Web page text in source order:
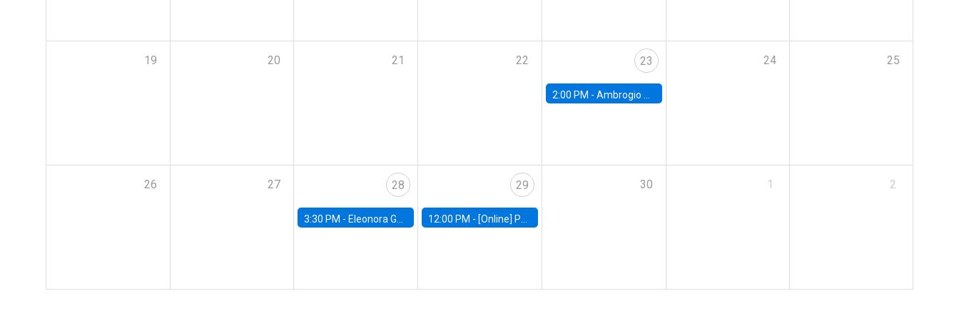
19 20 21 22 23
2:00 PM - Ambrogio Cesa-Bianchi, Bank of England
24 25
26 27 28
3:30 PM - Eleonora Guarnieri, Exeter University
29
12:00 PM - [Online] Pablo Slutzky, University of Maryland
30 1 2